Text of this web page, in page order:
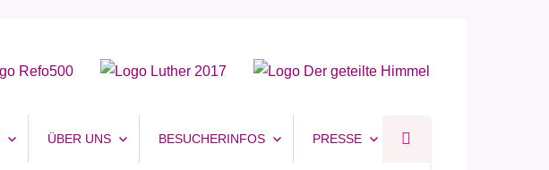
ÜBER UNS BESUCHERINFOS PRESSE